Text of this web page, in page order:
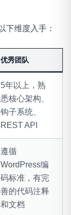
下维度入手 ：
优秀团队
5年以上，熟
悉核心架构、
钩子系统、
REST API
遵循
WordPress编
码标准，有完
善的代码注释
和文档